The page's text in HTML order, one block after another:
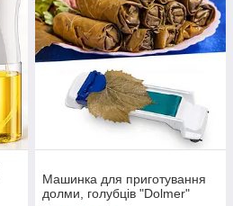
Машинка для приготування
долми, голубців "Dolmer"